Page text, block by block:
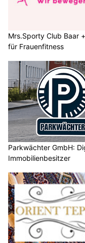
Mrs.Sporty Club Baar
für Frauenfitness
Parkwächter GmbH:
Immobilienbesitzer